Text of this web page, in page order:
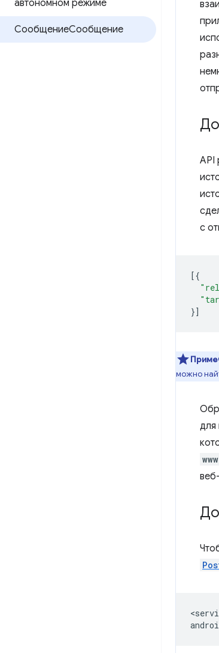
автономном режиме
СообщениеСообщение
API
с
[{
}]
можно
для